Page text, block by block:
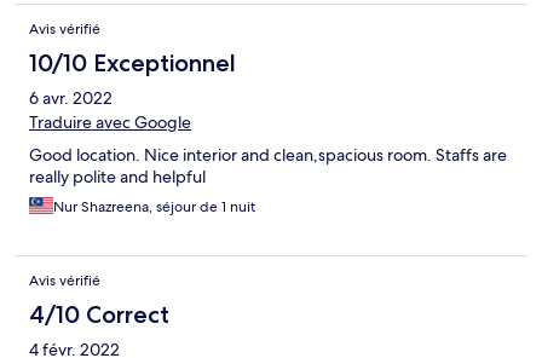
shut properly...we struggled a few times to get it to close and
lock. Without the lock, it would just slide open. Aside from that
our room was comfortable.
Avis vérifié
10/10 Exceptionnel
6 avr. 2022
Traduire avec Google
Good location. Nice interior and clean,spacious room. Staffs are
really polite and helpful
Nur Shazreena, séjour de 1 nuit
Avis vérifié
4/10 Correct
4 févr. 2022